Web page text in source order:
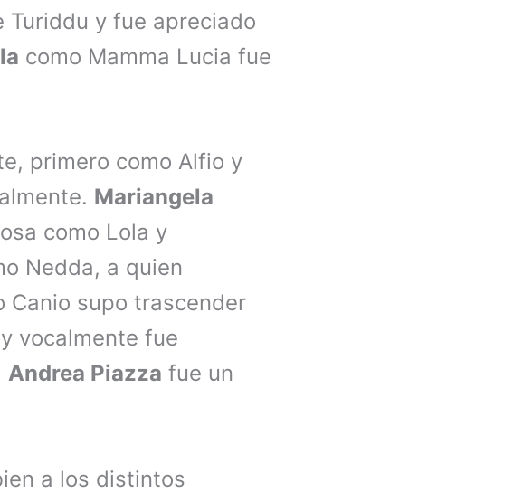
Turiddu y fue apreciado
como Mamma Lucia fue
primero como Alfio y
Mariangela
como Lola y
Nedda, a quien
Canio supo trascender
vocalmente fue
Andrea Piazza fue un
a los distintos